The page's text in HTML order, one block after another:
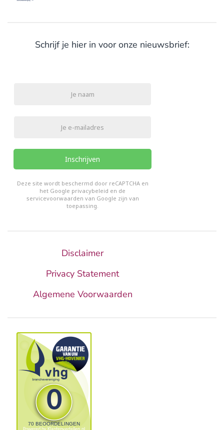
Schrijf je hier in voor onze nieuwsbrief:
Inschrijven
reCHAPTCHA*
Deze site wordt beschermd door reCAPTCHA en
het Google privacybeleid en de
servicevoorwaarden van Google zijn van
toepassing.
Disclaimer
Privacy Statement
Algemene Voorwaarden